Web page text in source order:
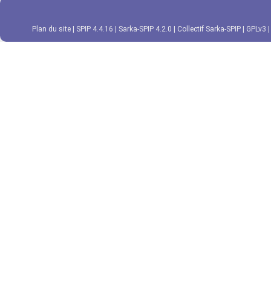
Plan du site SPIP 4.4.16 Sarka-SPIP 4.2.0 Collectif Sarka-SPIP GPLv3